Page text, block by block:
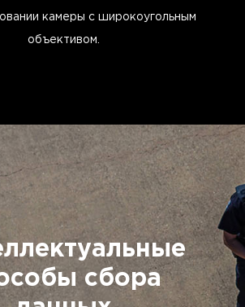
камеры с широкоугольным
объективом.
сбора